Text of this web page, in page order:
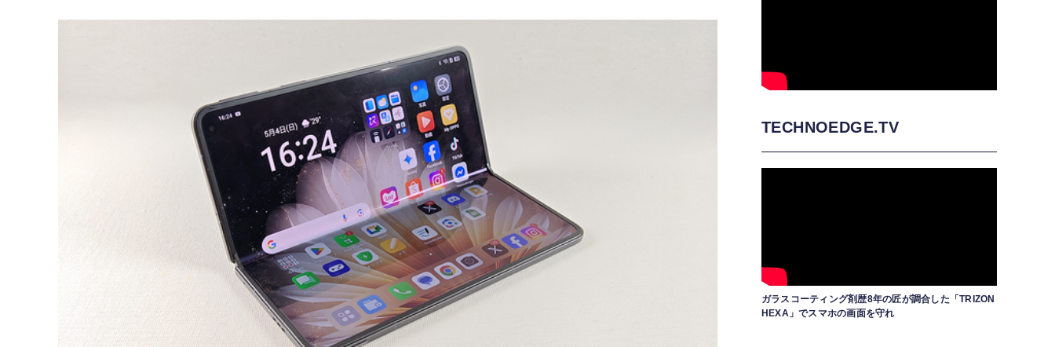
TECHNOEDGE.TV
ガラスコーティング剤歴8年の匠が調合した「TRIZON
HEXA」でスマホの画面を守れ